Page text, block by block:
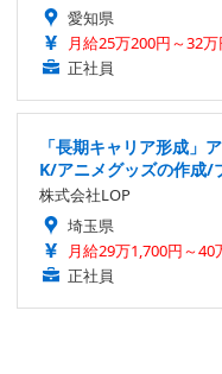
愛知県
月給25万200円～32万
正社員
「長期キャリア形成」
K/アニメグッズの作成/
株式会社LOP
埼玉県
月給29万1,700円～40
正社員